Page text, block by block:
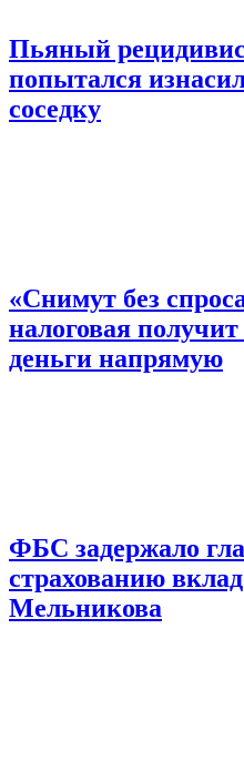
Пьяный
попытался
соседку
«Снимут без
налоговая
деньги напрямую
ФБС задержало
страхованию
Мельникова